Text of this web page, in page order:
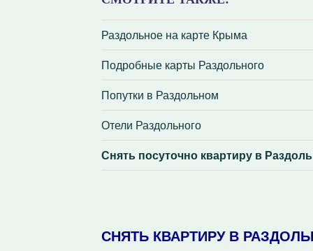
Раздольное на карте Крыма
Подробные карты Раздольного
Попутки в Раздольном
Отели Раздольного
Снять посуточно квартиру в
СНЯТЬ КВАРТИРУ В